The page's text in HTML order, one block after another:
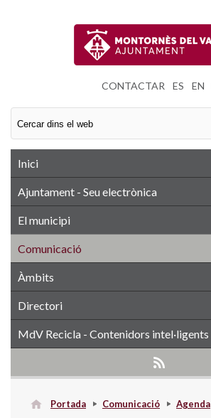
CONTACTAR ES EN
Inici
Ajuntament - Seu electrònica
El municipi
Comunicació
Àmbits
Directori
MdV Recicla - Contenidors intel·ligents
Portada Comunicació Agenda